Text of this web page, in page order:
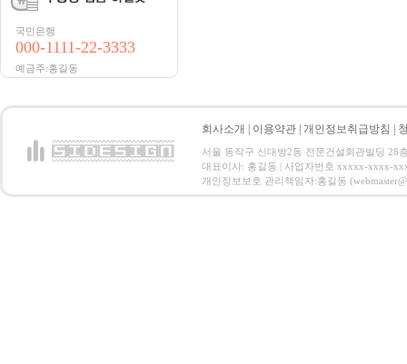
국민은행
000-1111-22-3333
예금주:홍길동
회사소개 이용약관 개인정보취급방침
서울 동작구 신대방2동 전문건설회관빌딩 28
대표이사: 홍길동 | 사업자번호 xxxxx-xxxx-
개인정보보호 관리책임자:홍길동